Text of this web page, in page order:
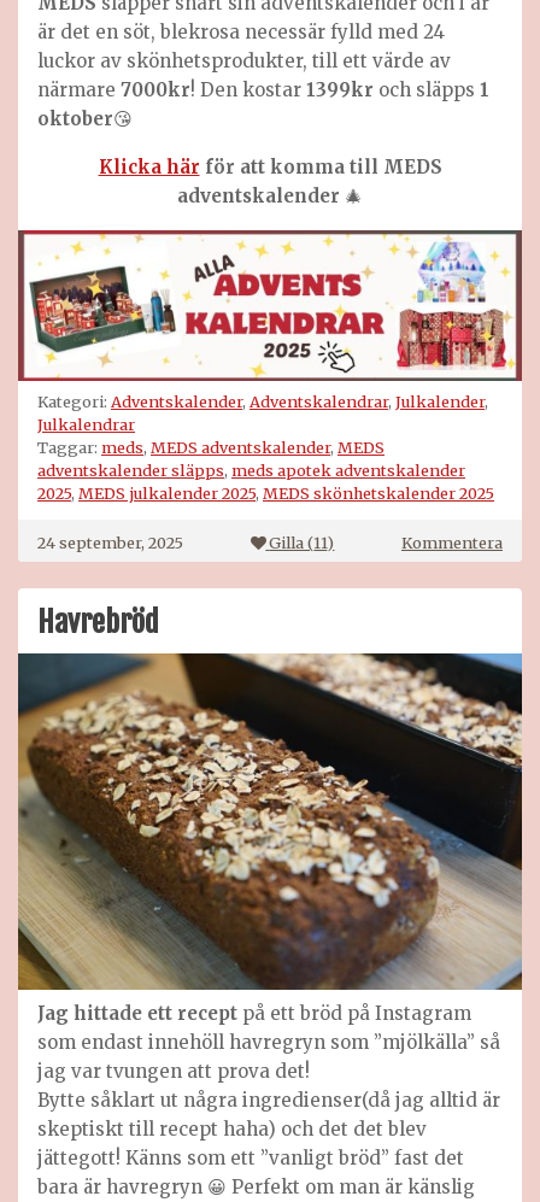
är det en söt, blekrosa necessär fylld med 24
luckor av skönhetsprodukter, till ett värde av
närmare 7000kr! Den kostar 1399kr och släpps 1
oktober😘
Klicka här för att komma till MEDS
adventskalender 🎄
Kategori: Adventskalender, Adventskalendrar, Julkalender,
Julkalendrar
Taggar: meds, MEDS adventskalender, MEDS
adventskalender släpps, meds apotek adventskalender
2025, MEDS julkalender 2025, MEDS skönhetskalender 2025
24 september, 2025 Gilla (11) Kommenterapå
Havrebröd
Jag hittade ett recept på ett bröd på Instagram
som endast innehöll havregryn som ”mjölkälla” så
jag var tvungen att prova det!
Bytte såklart ut några ingredienser(då jag alltid är
skeptiskt till recept haha) och det det blev
jättegott! Känns som ett ”vanligt bröd” fast det
bara är havregryn 😀 Perfekt om man är känslig